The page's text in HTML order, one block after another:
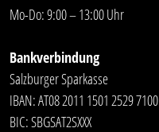
Mo-Do: 9:00 – 13:00 Uhr
Bankverbindung
Salzburger Sparkasse
IBAN: AT08 2011 1501 2529 7100
BIC: SBGSAT2SXXX